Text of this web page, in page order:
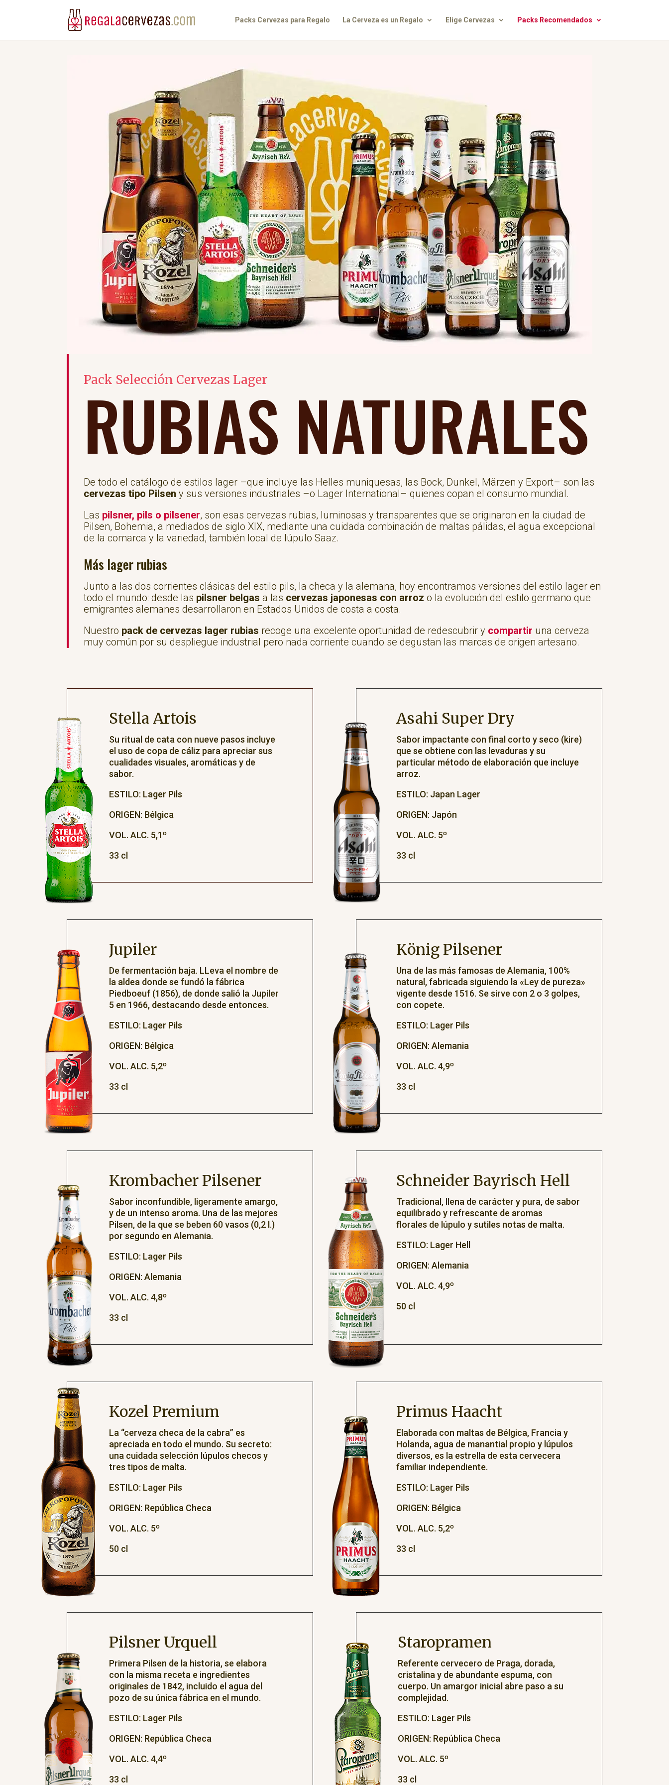
Packs Cervezas para Regalo La Cerveza es un Regalo Elige Cervezas Packs Recomendados
Pack Selección Cervezas Lager
RUBIAS NATURALES
De todo el catálogo de estilos lager –que incluye las Helles muniquesas, las Bock, Dunkel, Märzen y Export– son las
cervezas tipo Pilsen y sus versiones industriales –o Lager International– quienes copan el consumo mundial.
Las pilsner, pils o pilsener, son esas cervezas rubias, luminosas y transparentes que se originaron en la ciudad de
Pilsen, Bohemia, a mediados de siglo XIX, mediante una cuidada combinación de maltas pálidas, el agua excepcional
de la comarca y la variedad, también local de lúpulo Saaz.
Más lager rubias
Junto a las dos corrientes clásicas del estilo pils, la checa y la alemana, hoy encontramos versiones del estilo lager en
todo el mundo: desde las pilsner belgas a las cervezas japonesas con arroz o la evolución del estilo germano que
emigrantes alemanes desarrollaron en Estados Unidos de costa a costa.
Nuestro pack de cervezas lager rubias recoge una excelente oportunidad de redescubrir y compartir una cerveza
muy común por su despliegue industrial pero nada corriente cuando se degustan las marcas de origen artesano.
Stella Artois
Su ritual de cata con nueve pasos incluye
el uso de copa de cáliz para apreciar sus
cualidades visuales, aromáticas y de
sabor.
ESTILO: Lager Pils
ORIGEN: Bélgica
VOL. ALC. 5,1º
33 cl
Asahi Super Dry
Sabor impactante con final corto y seco (kire)
que se obtiene con las levaduras y su
particular método de elaboración que incluye
arroz.
ESTILO: Japan Lager
ORIGEN: Japón
VOL. ALC. 5º
33 cl
Jupiler
De fermentación baja. LLeva el nombre de
la aldea donde se fundó la fábrica
Piedboeuf (1856), de donde salió la Jupiler
5 en 1966, destacando desde entonces.
ESTILO: Lager Pils
ORIGEN: Bélgica
VOL. ALC. 5,2º
33 cl
König Pilsener
Una de las más famosas de Alemania, 100%
natural, fabricada siguiendo la «Ley de pureza»
vigente desde 1516. Se sirve con 2 o 3 golpes,
con copete.
ESTILO: Lager Pils
ORIGEN: Alemania
VOL. ALC. 4,9º
33 cl
Krombacher Pilsener
Sabor inconfundible, ligeramente amargo,
y de un intenso aroma. Una de las mejores
Pilsen, de la que se beben 60 vasos (0,2 l.)
por segundo en Alemania.
ESTILO: Lager Pils
ORIGEN: Alemania
VOL. ALC. 4,8º
33 cl
Schneider Bayrisch Hell
Tradicional, llena de carácter y pura, de sabor
equilibrado y refrescante de aromas
florales de lúpulo y sutiles notas de malta.
ESTILO: Lager Hell
ORIGEN: Alemania
VOL. ALC. 4,9º
50 cl
Kozel Premium
La “cerveza checa de la cabra” es
apreciada en todo el mundo. Su secreto:
una cuidada selección lúpulos checos y
tres tipos de malta.
ESTILO: Lager Pils
ORIGEN: República Checa
VOL. ALC. 5º
50 cl
Primus Haacht
Elaborada con maltas de Bélgica, Francia y
Holanda, agua de manantial propio y lúpulos
diversos, es la estrella de esta cervecera
familiar independiente.
ESTILO: Lager Pils
ORIGEN: Bélgica
VOL. ALC. 5,2º
33 cl
Pilsner Urquell
Primera Pilsen de la historia, se elabora
con la misma receta e ingredientes
originales de 1842, incluido el agua del
pozo de su única fábrica en el mundo.
ESTILO: Lager Pils
ORIGEN: República Checa
VOL. ALC. 4,4º
33 cl
Staropramen
Referente cervecero de Praga, dorada,
cristalina y de abundante espuma, con
cuerpo. Un amargor inicial abre paso a su
complejidad.
ESTILO: Lager Pils
ORIGEN: República Checa
VOL. ALC. 5º
33 cl